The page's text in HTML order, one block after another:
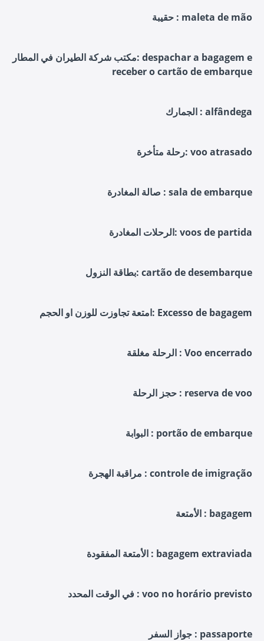
حقيبة : maleta de mão
مكتب شركة الطيران في المطار: despachar a bagagem e
receber o cartão de embarque
الجمارك : alfândega
رحلة متأخرة: voo atrasado
صالة المغادرة : sala de embarque
الرحلات المغادرة: voos de partida
بطاقة النزول: cartão de desembarque
امتعة تجاوزت للوزن او الحجم: Excesso de bagagem
الرحلة مغلقة : Voo encerrado
حجز الرحلة : reserva de voo
البوابة : portão de embarque
مراقبة الهجرة : controle de imigração
الأمتعة : bagagem
الأمتعة المفقودة : bagagem extraviada
في الوقت المحدد : voo no horário previsto
جواز السفر : passaporte